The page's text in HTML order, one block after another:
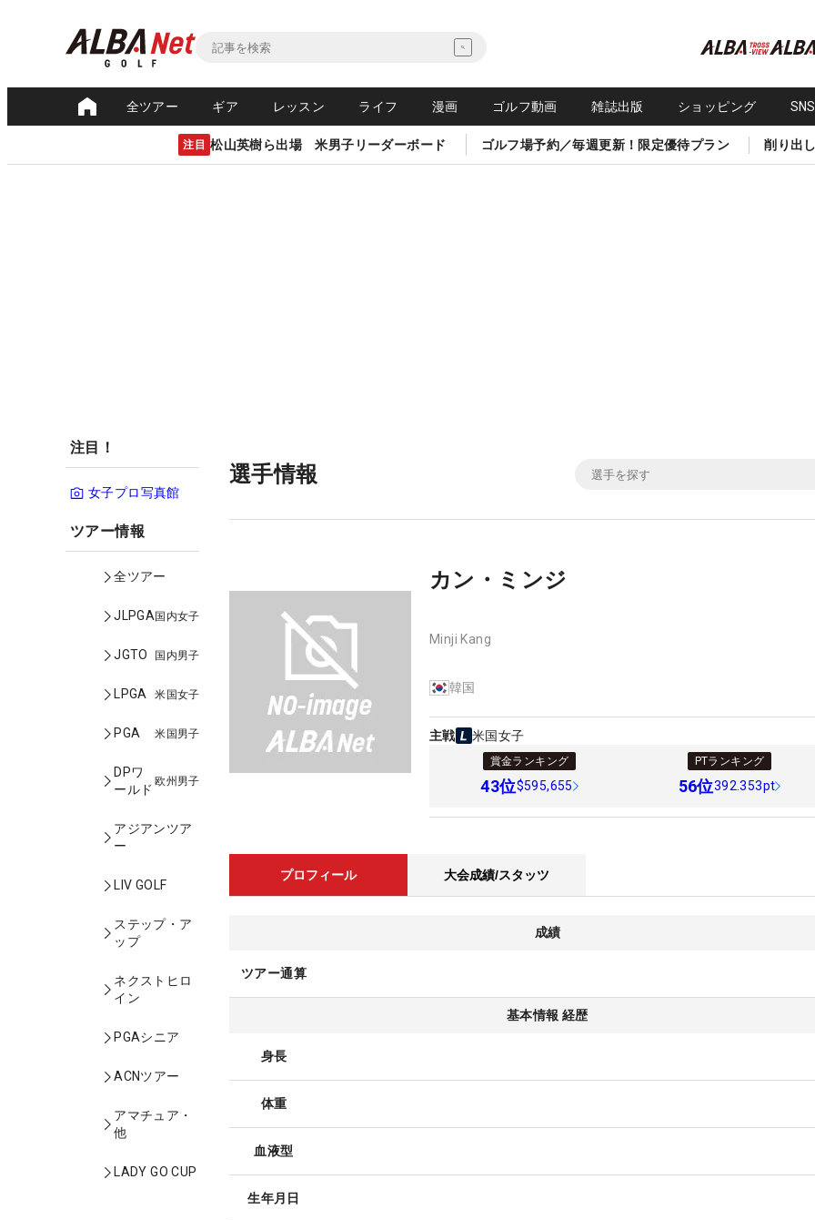
全ツアー ギア レッスン ライフ 漫画 ゴルフ動画 雑誌出版 ショッピング
注目 松山英樹ら出場 米男子リーダーボード ゴルフ場予約／毎週更新！限定優待プラン 削り出
注目！
女子プロ写真館
ツアー情報
全ツアー
JLPGA国内女子
JGTO 国内男子
LPGA 米国女子
PGA 米国男子
DPワ
ールド
欧州男子
アジアンツア
ー
LIV GOLF
ステップ・ア
ップ
ネクストヒロ
イン
PGAシニア
ACNツアー
アマチュア・
他
LADY GO CUP
選手情報
カン・ミンジ
Minji Kang
韓国
主戦 米国女子
賞金ランキング
43位$595,655
PTランキング
56位392.353pt
プロフィール 大会成績/スタッツ
成績
ツアー通算
基本情報 経歴
身長
体重
血液型
生年月日